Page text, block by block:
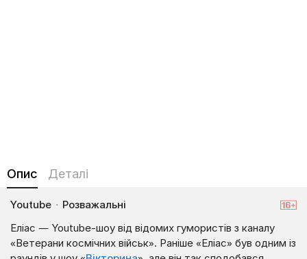
Опис Деталі
Youtube · Розважальні
Еліас — Youtube-шоу від відомих гумористів з каналу
«Ветерани космічних військ». Раніше «Еліас» був одним із